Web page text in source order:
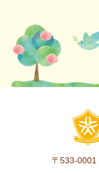
〒533-0001